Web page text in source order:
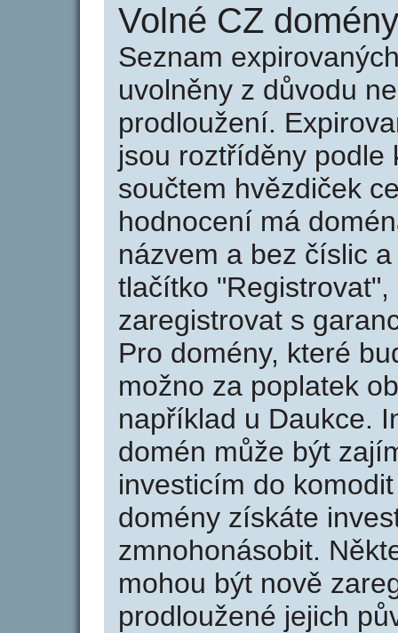
Volné CZ
Seznam
uvolněny z důvodu
prodloužení.
jsou roztříděny podle
součtem hvězdiček
hodnocení má
názvem a bez číslic
tlačítko
zaregistrovat s
Pro domény, které
možno za poplatek
například u Daukce.
domén může být
investicím do
domény získáte
zmnohonásobit.
mohou být nově
prodloužené jejich